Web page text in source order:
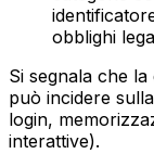
obblighi
Si segnala che
può incidere
login,
interattive).